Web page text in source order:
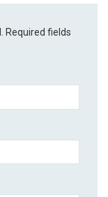
Required fields